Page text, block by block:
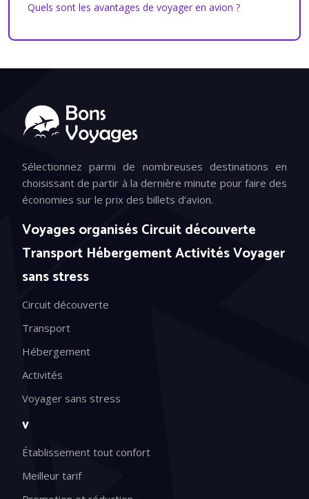
Quels sont les avantages de voyager en avion ?
Sélectionnez parmi de nombreuses destinations en
choisissant de partir à la dernière minute pour faire des
économies sur le prix des billets d’avion.
Voyages organisés Circuit découverte
Transport Hébergement Activités Voyager
sans stress
Circuit découverte
Transport
Hébergement
Activités
Voyager sans stress
v
Établissement tout confort
Meilleur tarif